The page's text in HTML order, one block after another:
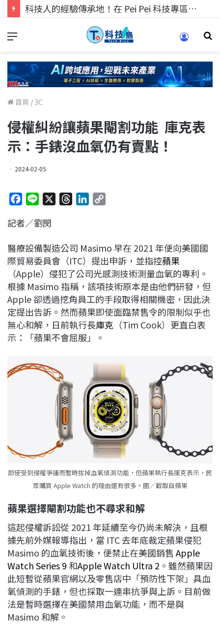
科技人的經驗傳承地！在 Pei Pei 科技專區，與學弟妹交流最硬核的技術
首頁 / 3C
侵權糾紛讓蘋果閹割功能 庫克表
示：手錶沒血氧仍有賣點！
2024-02-05
c
b
o
o
k
n
a
d
s
e
d
I
n
L
i
n
k
記者／劉閔
醫療設備製造公司 Masimo 早在 2021 年便向美國國
際貿易委員會（ITC）提出申訴，並指控蘋果
（Apple）侵犯了公司光感測技術測量血氧的專利。
根據 Masimo 指稱，該項技術原本是由他們研發，但
Apple 卻透過挖角員工的手段取得相關機密，因此決
定提出告訴。然而蘋果即使面臨禁售令的限制似乎也
無心和解，日前執行長庫克 （Tim Cook）更直白表
示：「蘋果不會屈服」。
即使受到侵權爭議而暫時拔掉血氧偵測功能，但蘋果執行長庫克表示，民
眾購買 Apple Watch 的理由還有很多。圖／截取自蘋果
蘋果選擇閹割功能也不尋求和解
這起侵權訴訟從 2021 年延續至今仍尚未解決，且根
據先前外媒報導指出，當 ITC 去年底裁定蘋果侵犯
Masimo 的血氧技術後，便禁止在美國銷售Apple
Watch Series 9 和Apple Watch Ultra 2 。雖然蘋果因
此短暫從蘋果官網以及零售店中「預防性下架」具血
氧偵測的手錶，但也採取一連串抗爭與上訴。目前做
法是暫時選擇在美國禁用血氧功能，而不是與
Masimo 和解。